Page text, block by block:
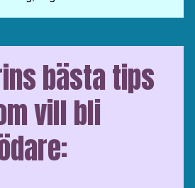
bästa tips
vill bli